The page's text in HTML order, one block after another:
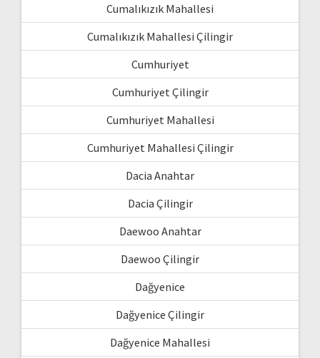
Cumalıkızık Mahallesi
Cumalıkızık Mahallesi Çilingir
Cumhuriyet
Cumhuriyet Çilingir
Cumhuriyet Mahallesi
Cumhuriyet Mahallesi Çilingir
Dacia Anahtar
Dacia Çilingir
Daewoo Anahtar
Daewoo Çilingir
Dağyenice
Dağyenice Çilingir
Dağyenice Mahallesi